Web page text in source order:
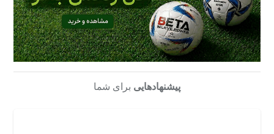
پیشنهادهایی برای شما